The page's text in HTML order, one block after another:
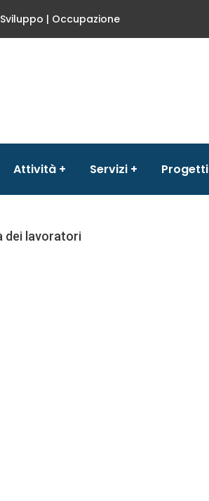
| Occupazione
Attività Servizi Progetti
dei lavoratori